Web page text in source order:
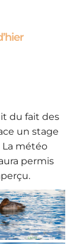
du fait des
un stage
La météo
permis